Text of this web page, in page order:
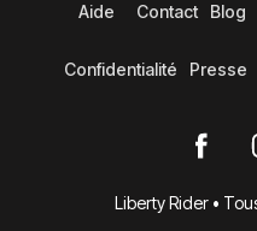
Aide Contact Blog
Confidentialité Presse
Liberty Rider •